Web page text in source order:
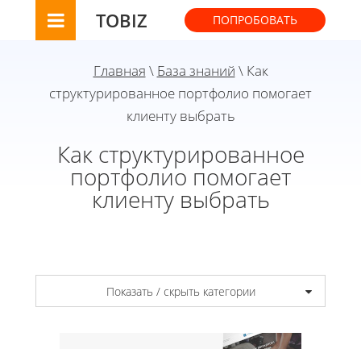
TOBIZ ПОПРОБОВАТЬ
Главная \ База знаний \ Как
структурированное портфолио помогает
клиенту выбрать
Как структурированное
портфолио помогает
клиенту выбрать
Показать / скрыть категории